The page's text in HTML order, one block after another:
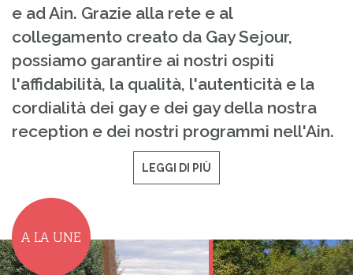
e ad Ain. Grazie alla rete e al
collegamento creato da Gay Sejour,
possiamo garantire ai nostri ospiti
l'affidabilità, la qualità, l'autenticità e la
cordialità dei gay e dei gay della nostra
reception e dei nostri programmi nell'Ain.
LEGGI DI PIÙ
A LA UNE